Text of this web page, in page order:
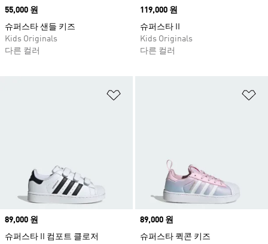
Price
55,000 원
슈퍼스타 샌들 키즈
Kids Originals
다른 컬러
Price
119,000 원
슈퍼스타 II
Kids Originals
다른 컬러
Price
89,000 원
슈퍼스타 II 컴포트 클로저
Price
89,000 원
슈퍼스타 퀵콘 키즈